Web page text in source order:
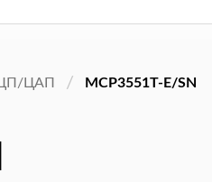
ЦАП MCP3551T-E/SN